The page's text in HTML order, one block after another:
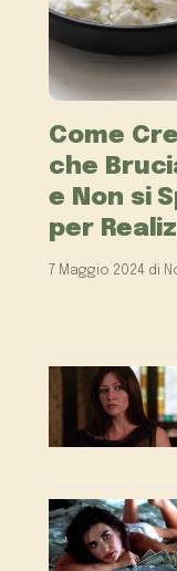
Come
che
e Non si
per
7 Maggio 2024 di